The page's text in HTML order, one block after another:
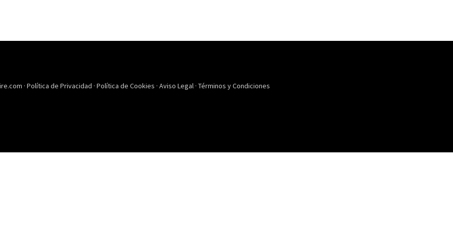
· Política de Privacidad · Política de Cookies · Aviso Legal · Términos y Condiciones